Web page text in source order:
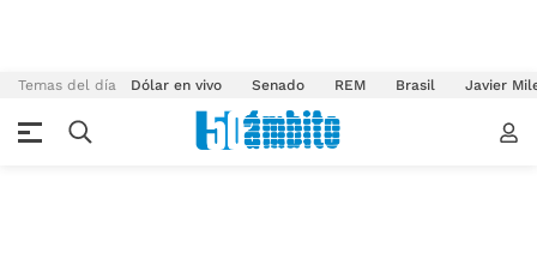
Temas del día Dólar en vivo Senado REM Brasil Javier